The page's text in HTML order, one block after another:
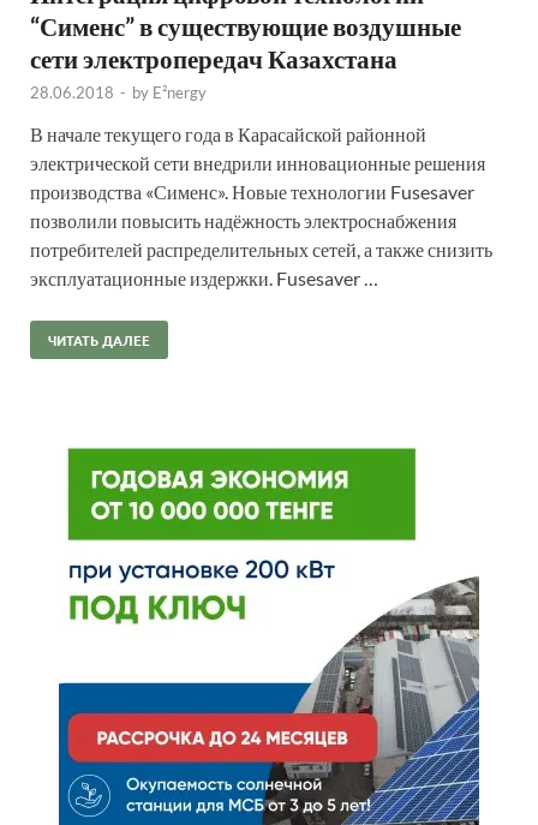
“Сименс” в существующие воздушные
сети электропередач Казахстана
28.06.2018 - by E²nergy
В начале текущего года в Карасайской районной
электрической сети внедрили инновационные решения
производства «Сименс». Новые технологии Fusesaver
позволили повысить надёжность электроснабжения
потребителей распределительных сетей, а также снизить
эксплуатационные издержки. Fusesaver …
ЧИТАТЬ ДАЛЕЕ